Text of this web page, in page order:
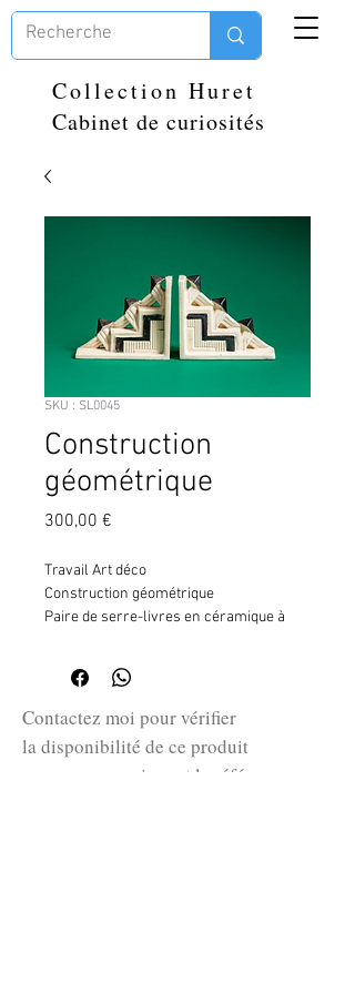
Collection Huret
Cabinet de curiosités
SKU : SL0045
Construction
géométrique
300,00 €
Travail Art déco
Construction géométrique
Paire de serre-livres en céramique à
H. 13 cm - L. 15 cm - P. 6,5 cm
Contactez moi pour vérifier
la disponibilité de ce produit
en me communiquant la référence